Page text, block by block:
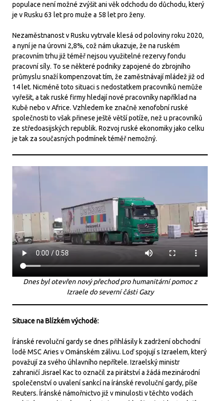
populace není možné zvýšit ani věk odchodu do důchodu, který
je v Rusku 63 let pro muže a 58 let pro ženy.
Nezaměstnanost v Rusku vytrvale klesá od poloviny roku 2020,
a nyní je na úrovni 2,8%, což nám ukazuje, že na ruském
pracovním trhu již téměř nejsou využitelné rezervy fondu
pracovní síly. To se některé podniky zapojené do zbrojního
průmyslu snaží kompenzovat tím, že zaměstnávají mládež již od
14 let. Nicméně toto situaci s nedostatkem pracovníků nemůže
vyřešit, a tak ruské firmy hledají nové pracovníky například na
Kubě nebo v Africe. Vzhledem ke značně xenofobní ruské
společnosti to však přinese ještě větší potíže, než u pracovníků
ze středoasijských republik. Rozvoj ruské ekonomiky jako celku
je tak za současných podmínek téměř nemožný.
Dnes byl otevřen nový přechodpro humanitární pomoc z
Izraele do severní části Gazy
Situace na Blízkém východě:
Íránské revoluční gardy se dnes přihlásily k zadržení obchodní
lodě MSC Aries v Ománském zálivu. Loď spojují s Izraelem, který
považují za svého úhlavního nepřítele. Izraelský ministr
zahraničí Jisrael Kac to označil za pirátství a žádá mezinárodní
společenství o uvalení sankcí na íránské revoluční gardy, píše
Reuters. Íránské námořnictvo již v minulosti v těchto vodách